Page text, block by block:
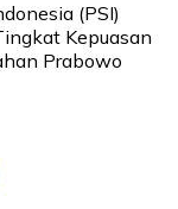
(PSI)
Kepuasan
Prabowo